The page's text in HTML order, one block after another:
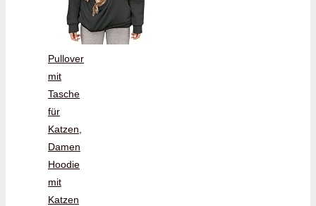
Pullover
mit
Tasche
für
Katzen,
Damen
Hoodie
mit
Katzen